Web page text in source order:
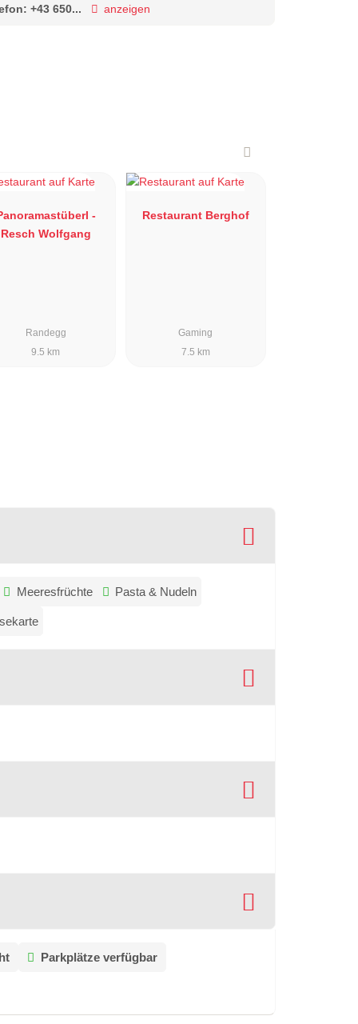
+43 650... anzeigen
-
Resch Wolfgang
Randegg
9.5 km
Restaurant Berghof
Gaming
7.5 km
Meeresfrüchte Pasta & Nudeln
Parkplätze verfügbar